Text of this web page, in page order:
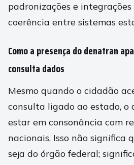
padronizações e
coerência entre sistemas
Como a presença do denatran
consulta dados
Mesmo quando o cidadão
consulta ligado ao estado, o
estar em consonância com
nacionais. Isso não significa
seja do órgão federal;